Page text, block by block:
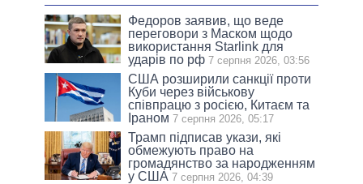
Федоров заявив, що веде
переговори з Маском щодо
використання Starlink для
ударів по рф 7 серпня 2026, 03:56
США розширили санкції проти
Куби через військову
співпрацю з росією, Китаєм та
Іраном 7 серпня 2026, 05:17
Трамп підписав укази, які
обмежують право на
громадянство за народженням
у США 7 серпня 2026, 04:39